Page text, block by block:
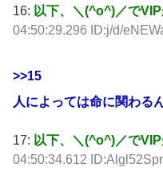
16: 以下、＼(^o^)／で
04:50:29.296 ID:j/d/
>>15
人によっては命に関わる
17: 以下、＼(^o^)／で
04:50:34.612